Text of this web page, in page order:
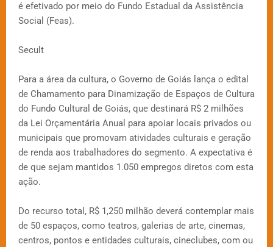
é efetivado por meio do Fundo Estadual da Assistência
Social (Feas).
Secult
Para a área da cultura, o Governo de Goiás lança o edital
de Chamamento para Dinamização de Espaços de Cultura
do Fundo Cultural de Goiás, que destinará R$ 2 milhões
da Lei Orçamentária Anual para apoiar locais privados ou
municipais que promovam atividades culturais e geração
de renda aos trabalhadores do segmento. A expectativa é
de que sejam mantidos 1.050 empregos diretos com esta
ação.
Do recurso total, R$ 1,250 milhão deverá contemplar mais
de 50 espaços, como teatros, galerias de arte, cinemas,
centros, pontos e entidades culturais, cineclubes, com ou